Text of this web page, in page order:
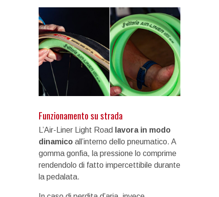
Funzionamento su strada
L’Air-Liner Light Road
lavora in modo
dinamico all’interno dello pneumatico. A
gomma gonfia, la pressione lo comprime
rendendolo di fatto impercettibile durante
la pedalata.